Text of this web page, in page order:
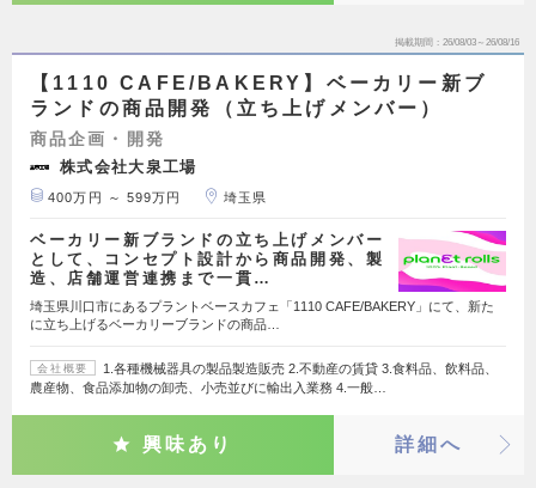
掲載期間 26/08/03～26/08/16
【1110 CAFE/BAKERY】ベーカリー新ブ
ランドの商品開発（立ち上げメンバー）
商品企画・開発
株式会社大泉工場
400万円 ～ 599万円 埼玉県
ベーカリー新ブランドの立ち上げメンバー
として、コンセプト設計から商品開発、製
造、店舗運営連携まで一貫…
埼玉県川口市にあるプラントベースカフェ「1110 CAFE/BAKERY」にて、新た
に立ち上げるベーカリーブランドの商品…
会社概要
1.各種機械器具の製品製造販売 2.不動産の賃貸 3.食料品、飲料品、
農産物、食品添加物の卸売、小売並びに輸出入業務 4.一般…
興味あり 詳細へ